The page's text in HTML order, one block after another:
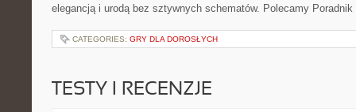
elegancją i urodą bez sztywnych schematów. Polecamy
CATEGORIES: GRY DLA DOROSŁYCH
TESTY I RECENZJE